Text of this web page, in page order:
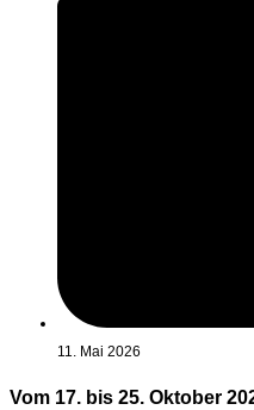
11. Mai 2026
Vom 17. bis 25. Oktober